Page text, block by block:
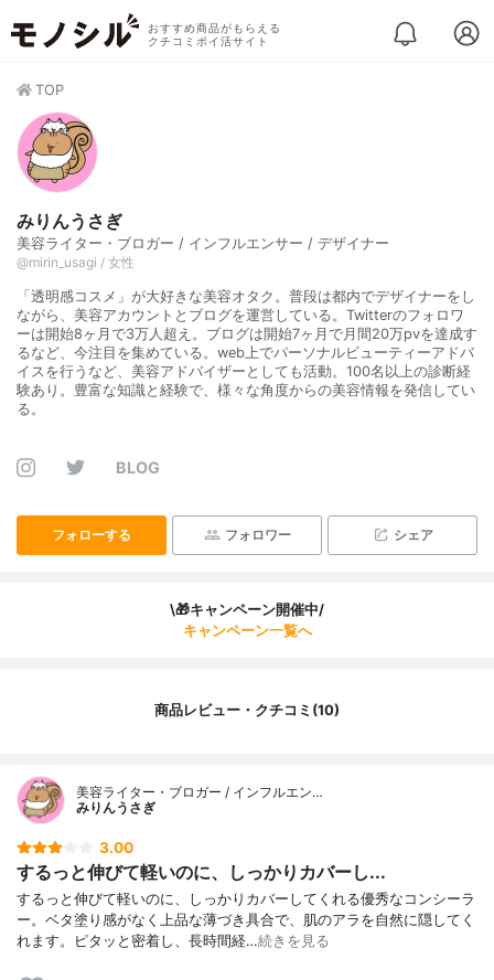
おすすめ商品がもらえる
クチコミポイ活サイト
TOP
みりんうさぎ
美容ライター・ブロガー / インフルエンサー / デザイナー
@mirin_usagi / 女性
「透明感コスメ」が大好きな美容オタク。普段は都内でデザイナーをし
ながら、美容アカウントとブログを運営している。Twitterのフォロワ
ーは開始8ヶ月で3万人超え。ブログは開始7ヶ月で月間20万pvを達成す
るなど、今注目を集めている。web上でパーソナルビューティーアドバ
イスを行うなど、美容アドバイザーとしても活動。100名以上の診断経
験あり。豊富な知識と経験で、様々な角度からの美容情報を発信してい
る。
BLOG
フォローする フォロワー シェア
\🎁キャンペーン開催中/
キャンペーン一覧へ
商品レビュー・クチコミ(10)
美容ライター・ブロガー / インフルエン…
みりんうさぎ
3.00
するっと伸びて軽いのに、しっかりカバーし...
するっと伸びて軽いのに、しっかりカバーしてくれる優秀なコンシーラ
ー。ベタ塗り感がなく上品な薄づき具合で、肌のアラを自然に隠してく
れます。ピタッと密着し、長時間経…続きを見る